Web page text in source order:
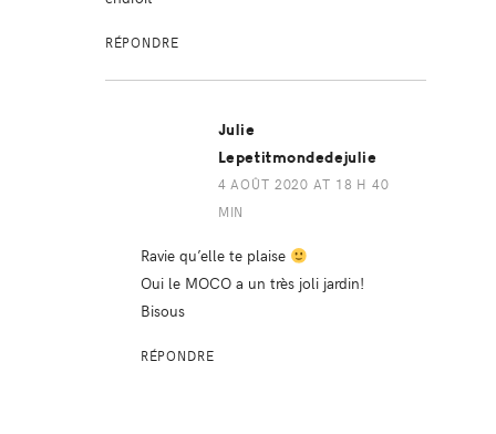
RÉPONDRE
Julie
Lepetitmondedejulie
4 AOÛT 2020 AT 18 H 40
MIN
Ravie qu’elle te plaise
Oui le MOCO a un très joli jardin!
Bisous
RÉPONDRE